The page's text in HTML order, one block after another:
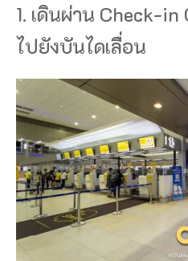
1. เดินผ่าน Check-in
ไปยังบันไดเลื่อน